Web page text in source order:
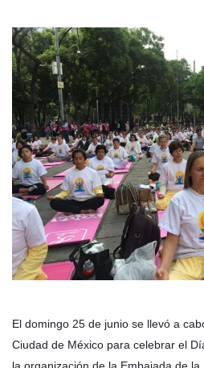
El domingo 25 de junio se llevó a
Ciudad de México para celebrar el
la organización de la Embajada de